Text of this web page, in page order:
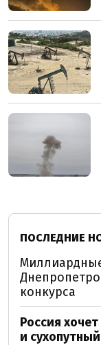
ПОСЛЕДНИЕ
конкурса
Россия
и